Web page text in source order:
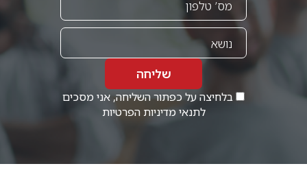
שליחה
בלחיצה על כפתור השליחה, אני מסכים
לתנאימדיניות הפרטיות